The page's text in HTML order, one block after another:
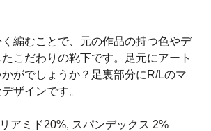
編むことで、元の作品の持つ色やデ
こだわりの靴下です。足元にアート
がでしょうか？足裏部分にR/Lのマ
ザインです。
アミド20%, スパンデックス 2%